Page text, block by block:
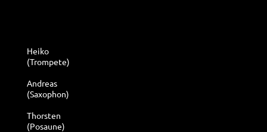
Heiko
(Trompete)
Andreas
(Saxophon)
Thorsten
(Posaune)